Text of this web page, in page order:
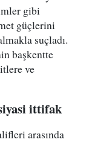
gibi
güçlerini
suçladı.
başkentte
ve
ittifak
arasında